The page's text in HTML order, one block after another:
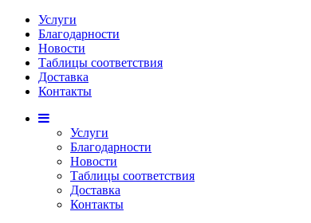
Услуги
Благодарности
Новости
Таблицы соответствия
Доставка
Контакты
Услуги
Благодарности
Новости
Таблицы соответствия
Доставка
Контакты